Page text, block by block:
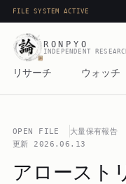
FILE SYSTEM ACTIVE
RONPYO
INDEPENDENT
リサーチ ウォッチ
OPEN FILE 大量保有報告
更新 2026.06.13
アロースト